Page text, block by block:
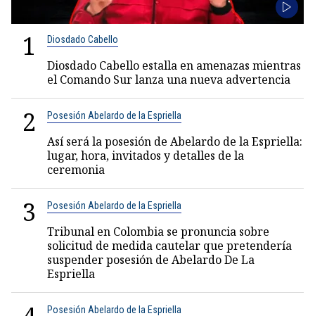
1 Diosdado Cabello
Diosdado Cabello estalla en amenazas mientras
el Comando Sur lanza una nueva advertencia
2 Posesión Abelardo de la Espriella
Así será la posesión de Abelardo de la Espriella:
lugar, hora, invitados y detalles de la
ceremonia
3 Posesión Abelardo de la Espriella
Tribunal en Colombia se pronuncia sobre
solicitud de medida cautelar que pretendería
suspender posesión de Abelardo De La
Espriella
Posesión Abelardo de la Espriella